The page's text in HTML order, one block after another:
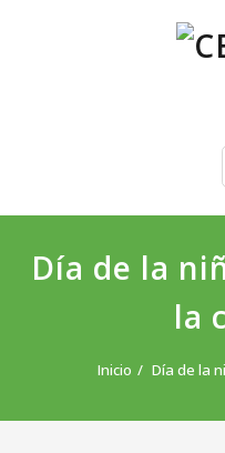
CEPA-
Día de la
la
Inicio Día de la